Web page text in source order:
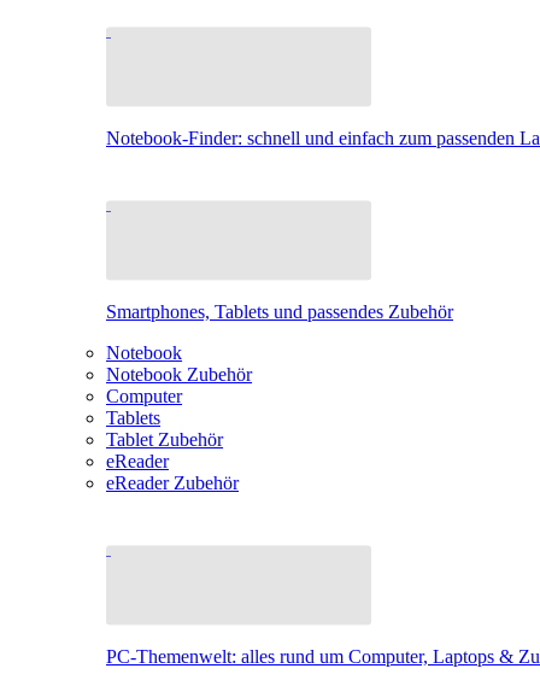
Notebook-Finder: schnell und einfach zum passenden
Smartphones, Tablets und passendes Zubehör
Notebook
Notebook Zubehör
Computer
Tablets
Tablet Zubehör
eReader
eReader Zubehör
PC-Themenwelt: alles rund um Computer, Laptops &